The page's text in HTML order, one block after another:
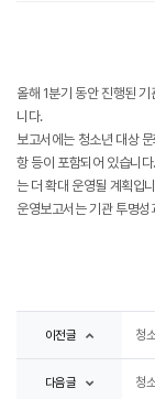
올해 1분기 동안 진행된
니다.
보고서에는 청소년 대상
항 등이 포함되어 있습니
는 더 확대 운영될 계획입
운영보고서는 기관 투명
이전글 청
다음글 청